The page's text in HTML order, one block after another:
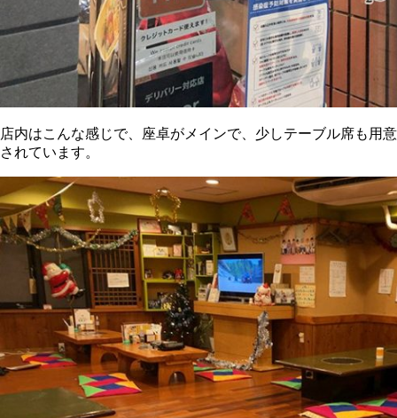
店内はこんな感じで、座卓がメインで、少しテーブル席も用意
されています。